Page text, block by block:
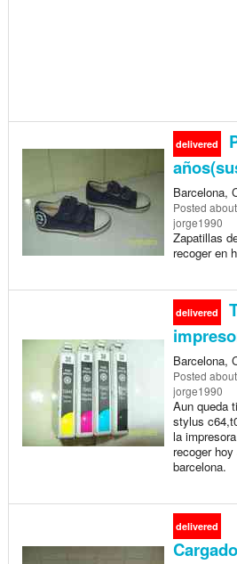
delivered
Barcelona,
Posted
jorge1990
Zapatillas
recoger en
delivered
Barcelona,
Posted
jorge1990
Aun queda
stylus
la
recoger
barcelona.
delivered